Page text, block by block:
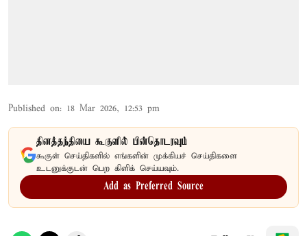
Published on: 18 Mar 2026, 12:53 pm
தினத்தந்தியை கூகுளில் பின்தொடரவும்
கூகுள் செய்திகளில் எங்களின் முக்கியச் செய்திகளை
உடனுக்குடன் பெற கிளிக் செய்யவும்.
Add as Preferred Source